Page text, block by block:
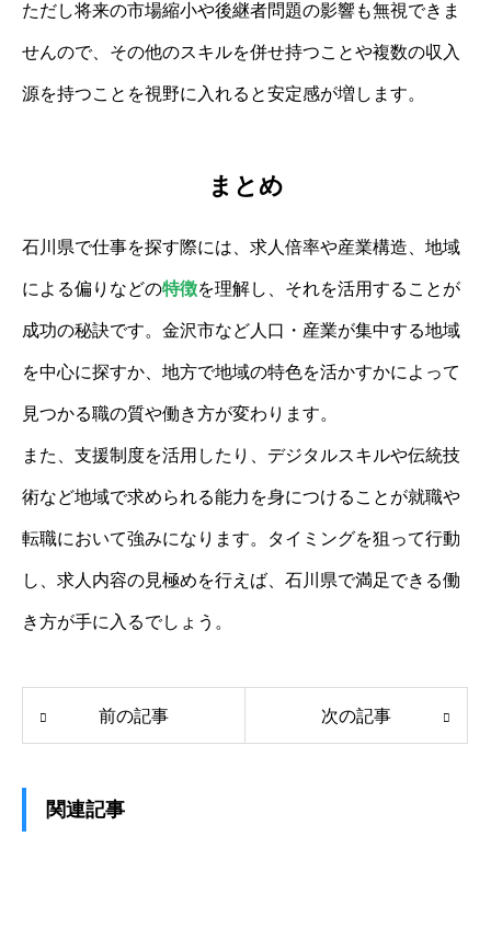
ただし将来の市場縮小や後継者問題の影響も無視できま
せんので、その他のスキルを併せ持つことや複数の収入
源を持つことを視野に入れると安定感が増します。
まとめ
石川県で仕事を探す際には、求人倍率や産業構造、地域
による偏りなどの特徴を理解し、それを活用することが
成功の秘訣です。金沢市など人口・産業が集中する地域
を中心に探すか、地方で地域の特色を活かすかによって
見つかる職の質や働き方が変わります。
また、支援制度を活用したり、デジタルスキルや伝統技
術など地域で求められる能力を身につけることが就職や
転職において強みになります。タイミングを狙って行動
し、求人内容の見極めを行えば、石川県で満足できる働
き方が手に入るでしょう。
前の記事 次の記事
関連記事